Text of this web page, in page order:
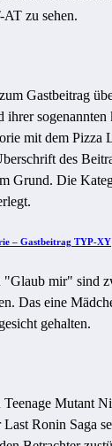
– Gastbeitrag TYP-XY